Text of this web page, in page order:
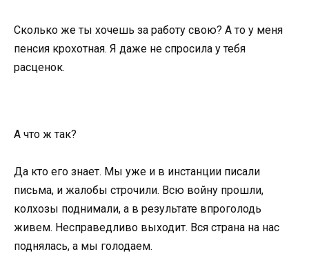
Сколько же ты хочешь за работу свою? А то у меня
пенсия крохотная. Я даже не спросила у тебя
расценок.
А что ж так?
Да кто его знает. Мы уже и в инстанции писали
письма, и жалобы строчили. Всю войну прошли,
колхозы поднимали, а в результате впроголодь
живем. Несправедливо выходит. Вся страна на нас
поднялась, а мы голодаем.